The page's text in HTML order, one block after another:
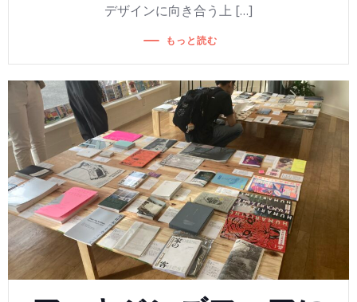
デザインに向き合う上 […]
もっと読む